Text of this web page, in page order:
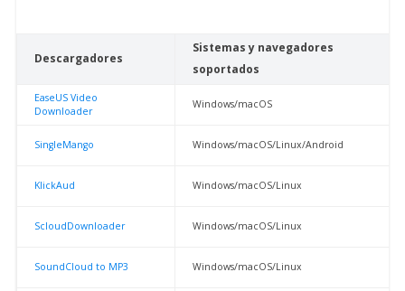
Descargadores
Sistemas y navegadores
soportados
EaseUS Video
Downloader
Windows/macOS
SingleMango Windows/macOS/Linux/Android
KlickAud Windows/macOS/Linux
ScloudDownloader Windows/macOS/Linux
SoundCloud to MP3 Windows/macOS/Linux